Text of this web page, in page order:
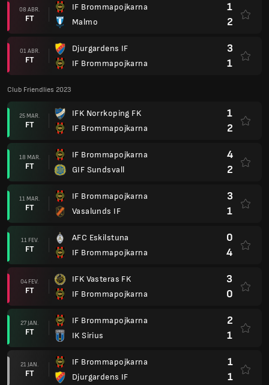
08 ABR.
FT
IF Brommapojkarna
Malmo
1
2
01 ABR.
FT
Djurgardens IF
IF Brommapojkarna
3
1
Club Friendlies 2023
25 MAR.
FT
IFK Norrkoping FK
IF Brommapojkarna
1
2
18 MAR.
FT
IF Brommapojkarna
GIF Sundsvall
4
2
11 MAR.
FT
IF Brommapojkarna
Vasalunds IF
3
1
11 FEV.
FT
AFC Eskilstuna
IF Brommapojkarna
0
4
04 FEV.
FT
IFK Vasteras FK
IF Brommapojkarna
3
0
27 JAN.
FT
IF Brommapojkarna
IK Sirius
2
1
21 JAN.
FT
IF Brommapojkarna
Djurgardens IF
1
1